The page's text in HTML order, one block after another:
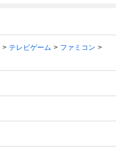
テレビゲーム
ファミコン